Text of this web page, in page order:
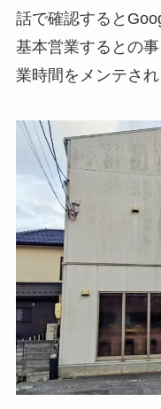
話で確認すると
基本営業するとの
業時間をメンテさ